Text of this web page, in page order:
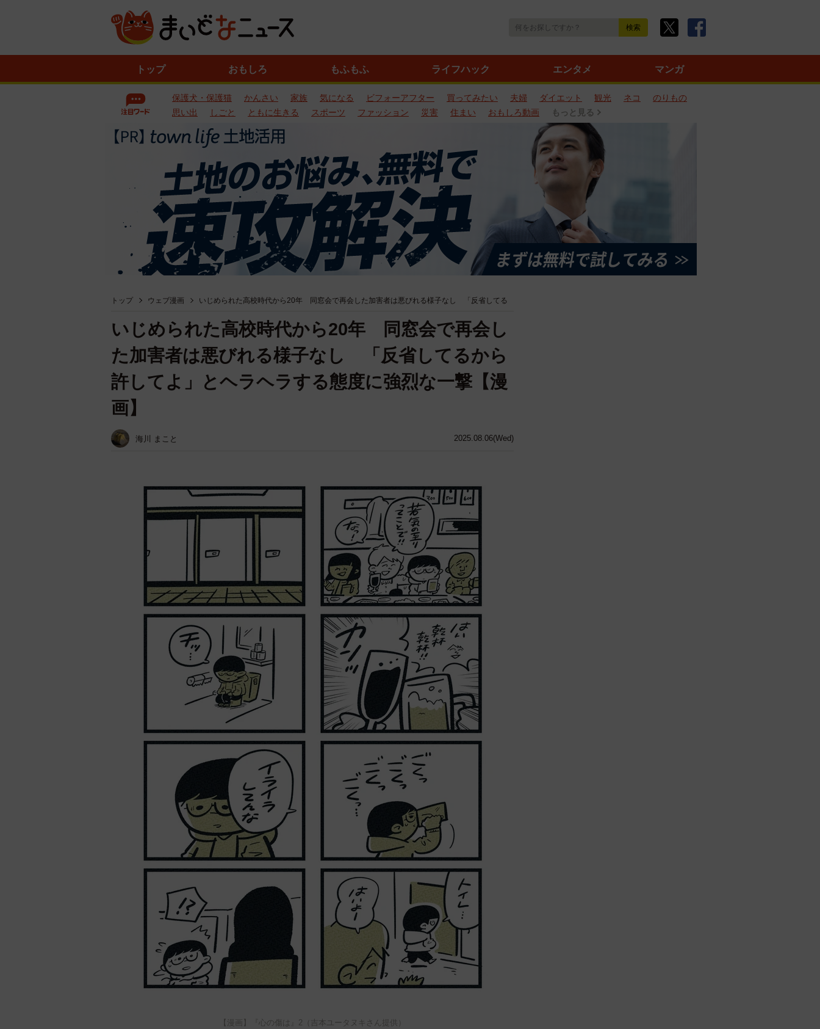
トップ おもしろ もふもふ ライフハック エンタメ マンガ
保護犬・保護猫 かんさい 家族 気になる ビフォーアフター 買ってみたい 夫婦 ダイエット 観光 ネコ
のりもの
思い出
しごと ともに生きる スポーツ ファッション 災害 住まい おもしろ動画 もっと見る
トップ ウェブ漫画 いじめられた高校時代から20年 同窓会で再会した加害者は悪びれる様子なし 「反省してる
2025.08.06(Wed)
いじめられた高校時代から20年 同窓会で再会し
た加害者は悪びれる様子なし 「反省してるから
許してよ」とヘラヘラする態度に強烈な一撃【漫
画】
海川 まこと
【漫画】『心の傷は』2（吉本ユータヌキさん提供）